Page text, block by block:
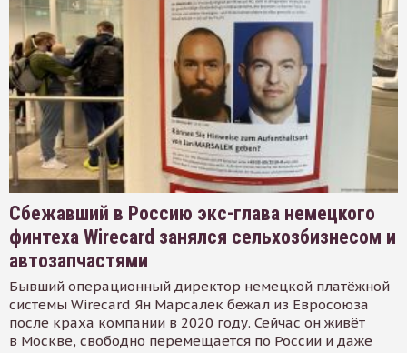
Сбежавший в Россию экс-глава немецкого
финтеха Wirecard занялся сельхозбизнесом и
автозапчастями
Бывший операционный директор немецкой платёжной
системы Wirecard Ян Марсалек бежал из Евросоюза
после краха компании в 2020 году. Сейчас он живёт
в Москве, свободно перемещается по России и даже